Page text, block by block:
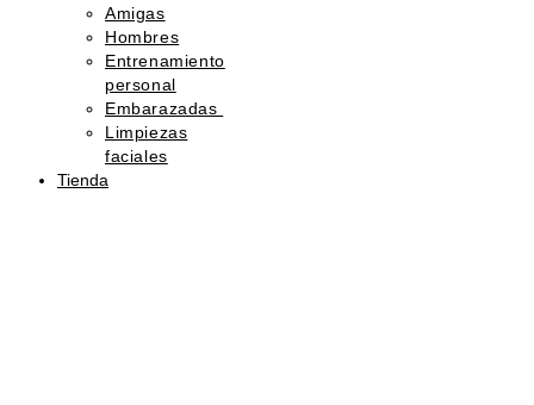
Amigas
Hombres
Entrenamiento
personal
Embarazadas
Limpiezas
faciales
Tienda